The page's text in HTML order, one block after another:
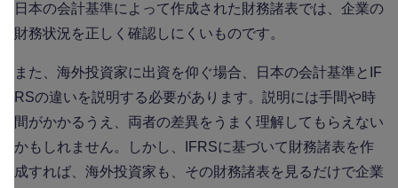
日本の会計基準によって作成された財務諸表では、企業の
財務状況を正しく確認しにくいものです。
また、海外投資家に出資を仰ぐ場合、日本の会計基準とIF
RSの違いを説明する必要があります。説明には手間や時
間がかかるうえ、両者の差異をうまく理解してもらえない
かもしれません。しかし、IFRSに基づいて財務諸表を作
成すれば、海外投資家も、その財務諸表を見るだけで企業